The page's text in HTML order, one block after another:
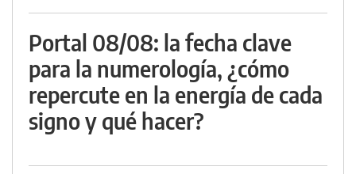
Portal 08/08: la fecha clave
para la numerología, ¿cómo
repercute en la energía de cada
signo y qué hacer?